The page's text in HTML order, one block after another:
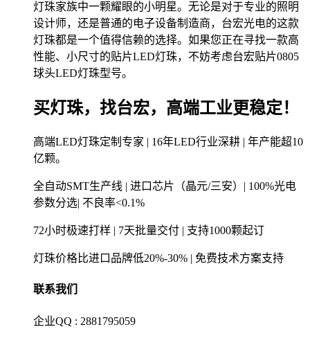
灯珠家族中一颗耀眼的小明星。无论是对于专业的照明
设计师，还是普通的电子设备制造商，台宏光电的这款
灯珠都是一个值得信赖的选择。如果您正在寻找一款高
性能、小尺寸的贴片LED灯珠，不妨考虑台宏贴片0805
球头LED灯珠型号。
买灯珠，找台宏，高端工业更稳定！
高端LED灯珠定制专家 | 16年LED行业深耕 | 年产能超10
亿颗。
全自动SMT生产线 | 进口芯片（晶元/三安）| 100%光电
参数分选| 不良率<0.1%
72小时极速打样 | 7天批量交付 | 支持1000颗起订
灯珠价格比进口品牌低20%-30% | 免费技术方案支持
联系我们
企业QQ : 2881795059